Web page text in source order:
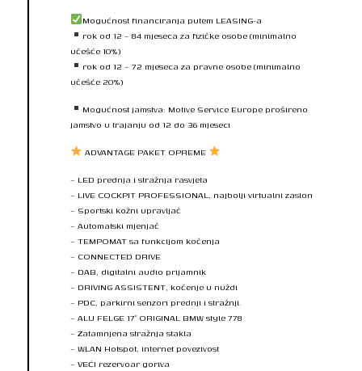
Mogućnost financiranja putem LEASING-a
rok od 12 – 84 mjeseca za fizičke osobe (minimalno
učešće 10%)
rok od 12 – 72 mjeseca za pravne osobe (minimalno
učešće 20%)
Mogućnost jamstva: Motive Service Europe prošireno
jamstvo u trajanju od 12 do 36 mjeseci
ADVANTAGE PAKET OPREME
– LED prednja i stražnja rasvjeta
– LIVE COCKPIT PROFESSIONAL, najbolji virtualni zaslon
– Sportski kožni upravljač
– Automatski mjenjač
– TEMPOMAT sa funkcijom kočenja
– CONNECTED DRIVE
– DAB, digitalni audio prijamnik
– DRIVING ASSISTENT, kočenje u nuždi
– PDC, parkirni senzori prednji i stražnji.
– ALU FELGE 17″ ORIGINAL BMW style 778
– Zatamnjena stražnja stakla
– WLAN Hotspot, internet povezivost
– VEĆI rezervoar goriva